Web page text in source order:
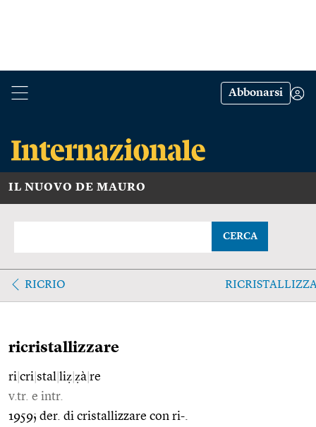
Abbonarsi
IL NUOVO DE MAURO
CERCA
RICRIO
ricristallizzare
ri cri stal liẓ ẓà re
v.tr. e intr.
1959; der. di cristallizzare con ri-.